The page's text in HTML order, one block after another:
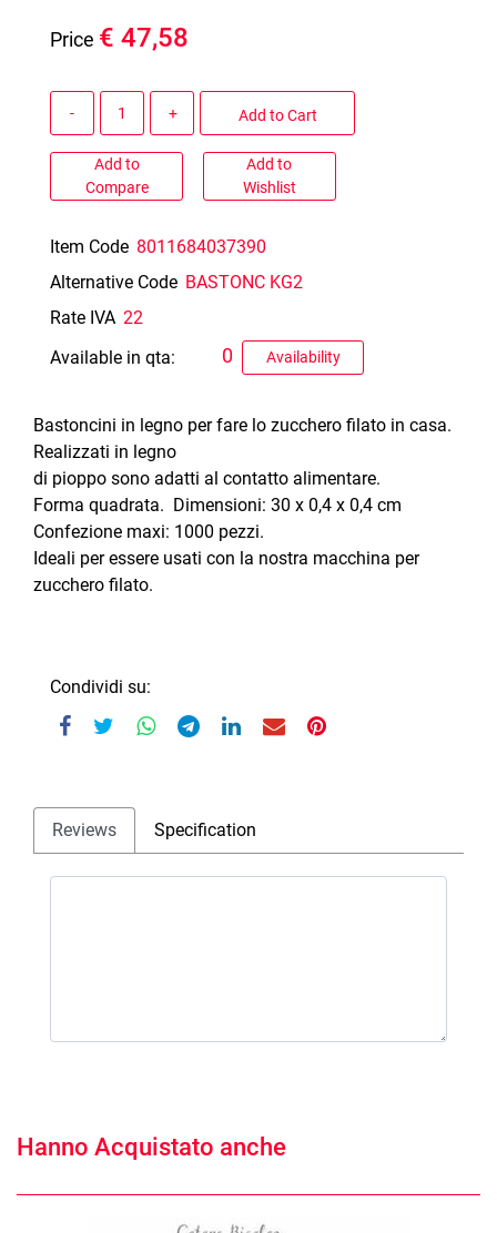
Price € 47,58
Add to Cart
Add to
Compare
Add to
Wishlist
Item Code 8011684037390
Alternative Code BASTONC KG2
Rate IVA 22
Available in qta:
Availability
0
Bastoncini in legno per fare lo zucchero filato in casa.
Realizzati in legno
di pioppo sono adatti al contatto alimentare.
Forma quadrata. Dimensioni: 30 x 0,4 x 0,4 cm
Confezione maxi: 1000 pezzi.
Ideali per essere usati con la nostra macchina per
zucchero filato.
Condividi su:
Reviews Specification
Hanno Acquistato anche